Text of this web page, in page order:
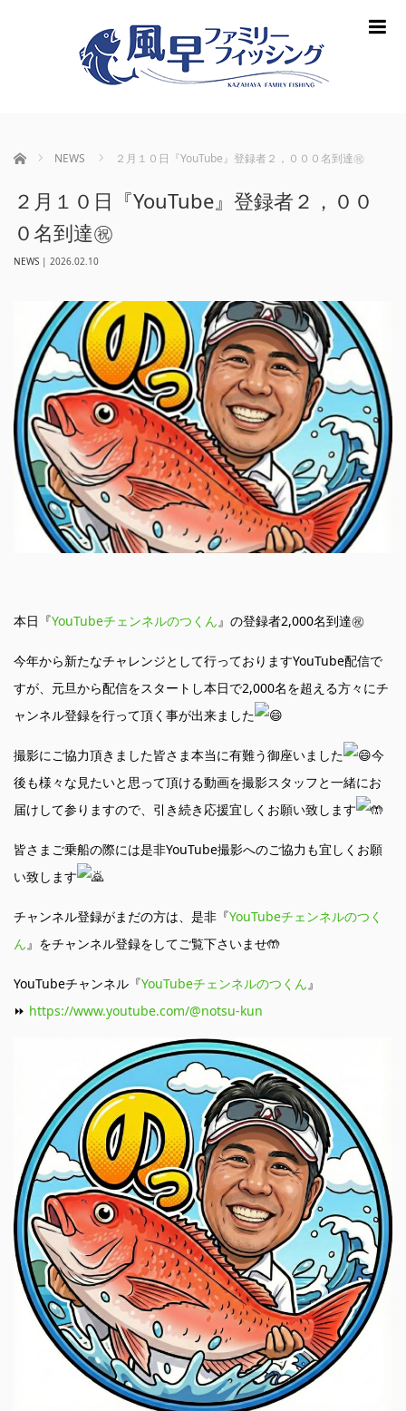
ホーム NEWS ２月１０日『YouTube』登録者２，０００名到達㊗️
２月１０日『YouTube』登録者２，００
０名到達㊗️
NEWS | 2026.02.10
本日『YouTubeチェンネルのつくん』の登録者2,000名到達㊗️
今年から新たなチャレンジとして行っておりますYouTube配信で
すが、元旦から配信をスタートし本日で2,000名を超える方々にチ
ャンネル登録を行って頂く事が出来ました
撮影にご協力頂きました皆さま本当に有難う御座いました
今
後も様々な見たいと思って頂ける動画を撮影スタッフと一緒にお
届けして参りますので、引き続き応援宜しくお願い致します
皆さまご乗船の際には是非YouTube撮影へのご協力も宜しくお願
い致します
チャンネル登録がまだの方は、是非『YouTubeチェンネルのつく
ん』をチャンネル登録をしてご覧下さいませ🤲
YouTubeチャンネル『YouTubeチェンネルのつくん』
⏩ https://www.youtube.com/@notsu-kun